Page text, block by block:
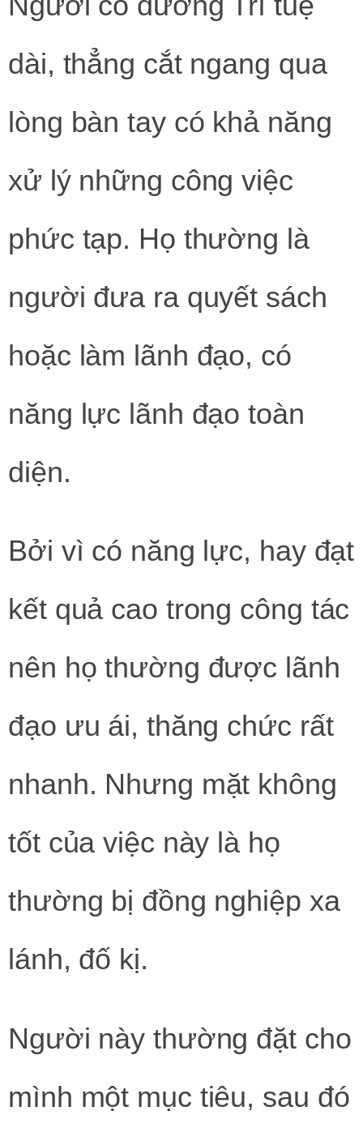
dài, thẳng cắt ngang qua
lòng bàn tay có khả năng
xử lý những công việc
phức tạp. Họ thường là
người đưa ra quyết sách
hoặc làm lãnh đạo, có
năng lực lãnh đạo toàn
diện.
Bởi vì có năng lực, hay đạt
kết quả cao trong công tác
nên họ thường được lãnh
đạo ưu ái, thăng chức rất
nhanh. Nhưng mặt không
tốt của việc này là họ
thường bị đồng nghiệp xa
lánh, đố kị.
Người này thường đặt cho
mình một mục tiêu, sau đó